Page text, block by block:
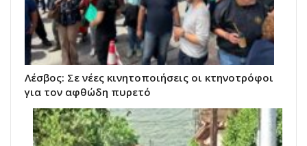
Λέσβος: Σε νέες κινητοποιήσεις οι κτηνοτρόφοι
για τον αφθώδη πυρετό